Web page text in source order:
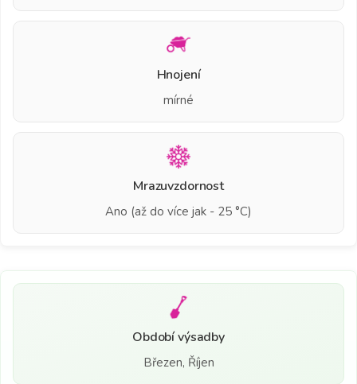
Hnojení
mírné
Mrazuvzdornost
Ano (až do více jak - 25 °C)
Období výsadby
Březen, Říjen